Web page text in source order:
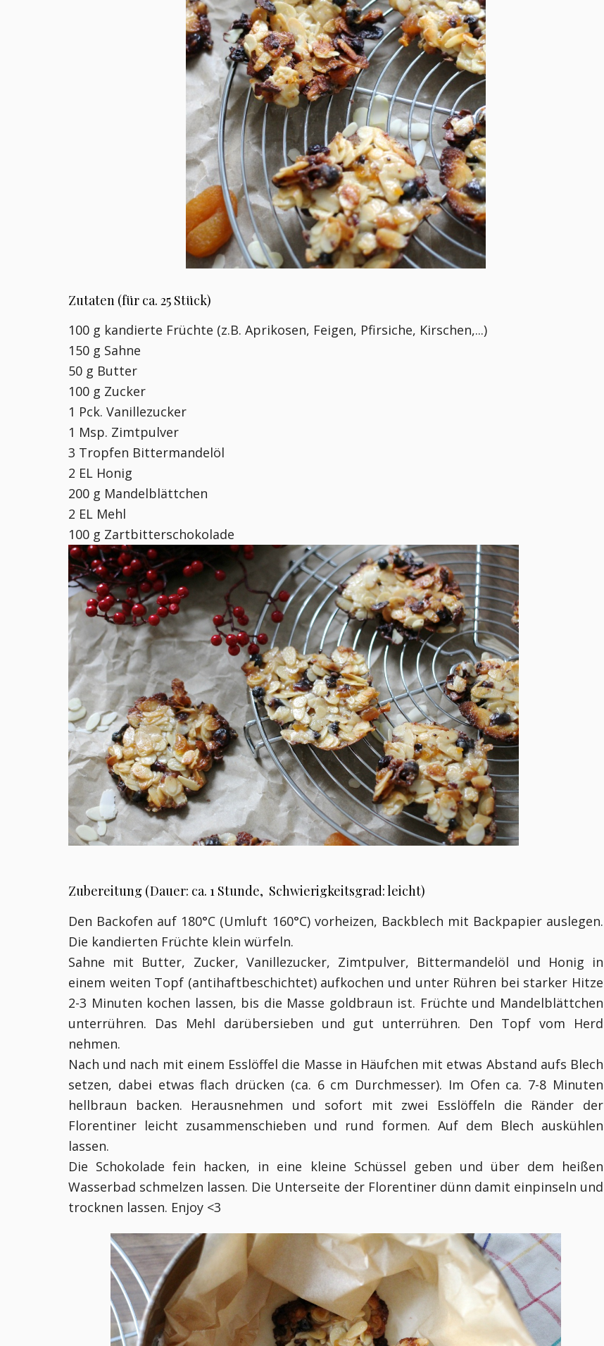
Zutaten (für ca. 25 Stück)
100 g kandierte Früchte (z.B. Aprikosen, Feigen, Pfirsiche, Kirschen,...)
150 g Sahne
50 g Butter
100 g Zucker
1 Pck. Vanillezucker
1 Msp. Zimtpulver
3 Tropfen Bittermandelöl
2 EL Honig
200 g Mandelblättchen
2 EL Mehl
100 g Zartbitterschokolade
Zubereitung (Dauer: ca. 1 Stunde, Schwierigkeitsgrad: leicht)
Den Backofen auf 180°C (Umluft 160°C) vorheizen, Backblech mit Backpapier auslegen.
Die kandierten Früchte klein würfeln.
Sahne mit Butter, Zucker, Vanillezucker, Zimtpulver, Bittermandelöl und Honig in
einem weiten Topf (antihaftbeschichtet) aufkochen und unter Rühren bei starker Hitze
2-3 Minuten kochen lassen, bis die Masse goldbraun ist. Früchte und Mandelblättchen
unterrühren. Das Mehl darübersieben und gut unterrühren. Den Topf vom Herd
nehmen.
Nach und nach mit einem Esslöffel die Masse in Häufchen mit etwas Abstand aufs Blech
setzen, dabei etwas flach drücken (ca. 6 cm Durchmesser). Im Ofen ca. 7-8 Minuten
hellbraun backen. Herausnehmen und sofort mit zwei Esslöffeln die Ränder der
Florentiner leicht zusammenschieben und rund formen. Auf dem Blech auskühlen
lassen.
Die Schokolade fein hacken, in eine kleine Schüssel geben und über dem heißen
Wasserbad schmelzen lassen. Die Unterseite der Florentiner dünn damit einpinseln und
trocknen lassen. Enjoy <3